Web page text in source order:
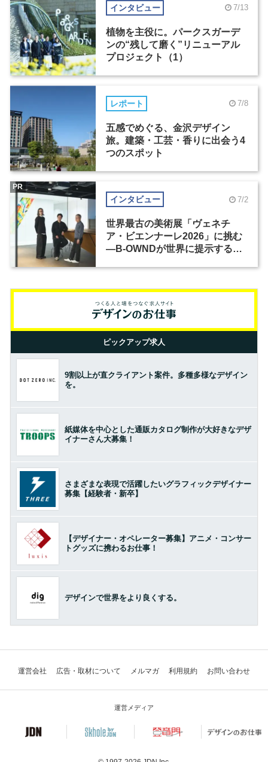
インタビュー 7/13
植物を主役に。パークスガーデ
ンの“残して磨く”リニューアル
プロジェクト（1）
レポート 7/8
五感でめぐる、金沢デザイン
旅。建築・工芸・香りに出会う4
つのスポット
インタビュー 7/2
世界最古の美術展「ヴェネチ
ア・ビエンナーレ2026」に挑む
―B-OWNDが世界に提示する美
PR
ピックアップ求人
9割以上が直クライアント案件。多種多様なデザイン
を。
紙媒体を中心とした通販カタログ制作が大好きなデザ
イナーさん大募集！
さまざまな表現で活躍したいグラフィックデザイナー
募集【経験者・新卒】
【デザイナー・オペレーター募集】アニメ・コンサー
トグッズに携わるお仕事！
デザインで世界をより良くする。
運営会社 広告・取材について メルマガ 利用規約 お問い合わせ
運営メディア